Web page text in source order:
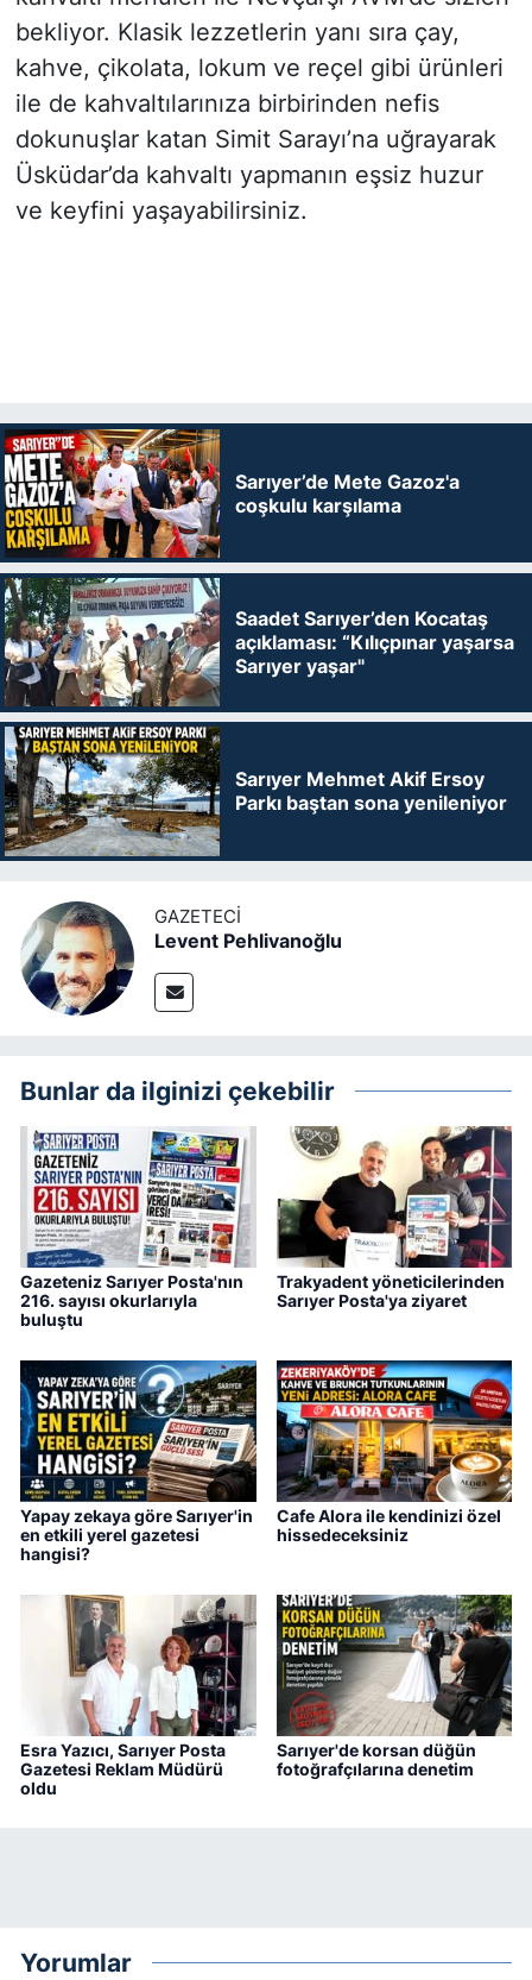
bekliyor. Klasik lezzetlerin yanı sıra çay,
kahve, çikolata, lokum ve reçel gibi ürünleri
ile de kahvaltılarınıza birbirinden nefis
dokunuşlar katan Simit Sarayı’na uğrayarak
Üsküdar’da kahvaltı yapmanın eşsiz huzur
ve keyfini yaşayabilirsiniz.
Sarıyer’de Mete Gazoz'a
coşkulu karşılama
Saadet Sarıyer’den Kocataş
açıklaması: “Kılıçpınar yaşarsa
Sarıyer yaşar"
Sarıyer Mehmet Akif Ersoy
Parkı baştan sona yenileniyor
GAZETECI
Levent Pehlivanoğlu
Bunlar da ilginizi çekebilir
Gazeteniz Sarıyer Posta'nın
216. sayısı okurlarıyla
buluştu
Trakyadent yöneticilerinden
Sarıyer Posta'ya ziyaret
Yapay zekaya göre Sarıyer'in
en etkili yerel gazetesi
hangisi?
Cafe Alora ile kendinizi özel
hissedeceksiniz
Esra Yazıcı, Sarıyer Posta
Gazetesi Reklam Müdürü
oldu
Sarıyer'de korsan düğün
fotoğrafçılarına denetim
Yorumlar